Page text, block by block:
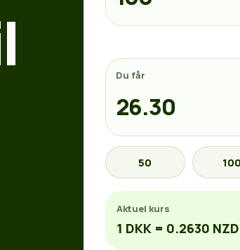
Du får
50 100
Aktuel kurs
1 DKK = 0.2630 NZD